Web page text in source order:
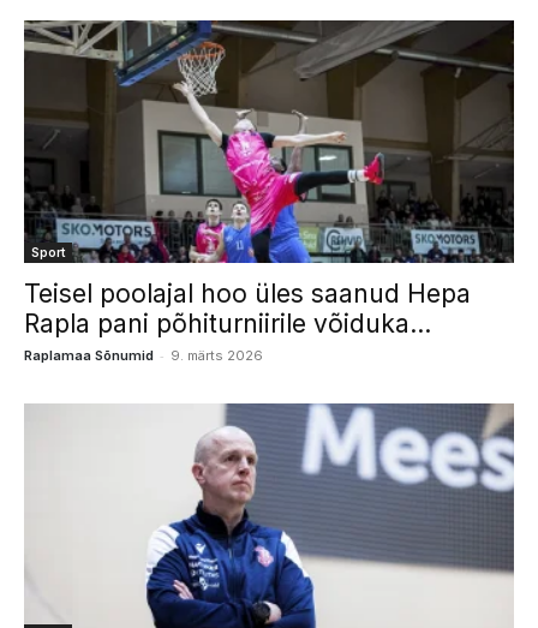
Sport
Teisel poolajal hoo üles saanud Hepa
Rapla pani põhiturniirile võiduka...
Raplamaa Sõnumid - 9. märts 2026